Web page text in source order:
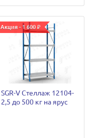
Акция - 1 600 ₽
SGR-V Стеллаж 12104-
2,5 до 500 кг на ярус